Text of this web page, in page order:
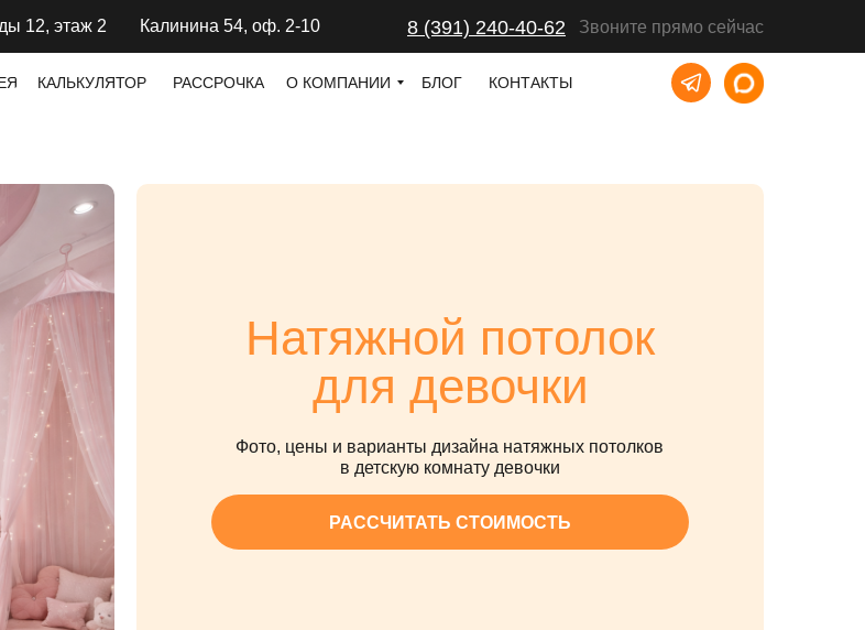
Калинина 54, оф. 2-10
12, этаж 2 Звоните прямо сейчас
8 (391) 240-40-62
КОНТАКТЫ
БЛОГ
О КОМПАНИИ
РАССРОЧКА
КАЛЬКУЛЯТОР
Натяжной потолок
для девочки
Фото, цены и варианты дизайна натяжных потолков
в детскую комнату девочки
РАССЧИТАТЬ СТОИМОСТЬ